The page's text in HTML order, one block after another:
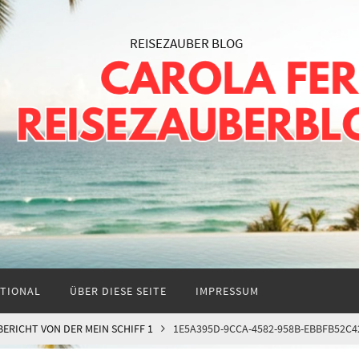
ÜBER DIESE SEITE IMPRESSUM
VON DER MEIN SCHIFF 1 1E5A395D-9CCA-4582-958B-